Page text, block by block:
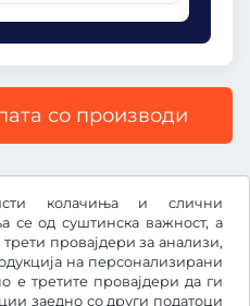
колачиња и слични
се од суштинска важност, а
провајдери за анализи,
на персонализирани
третите провајдери да ги
заедно со други податоци
со производи
ДДВ.